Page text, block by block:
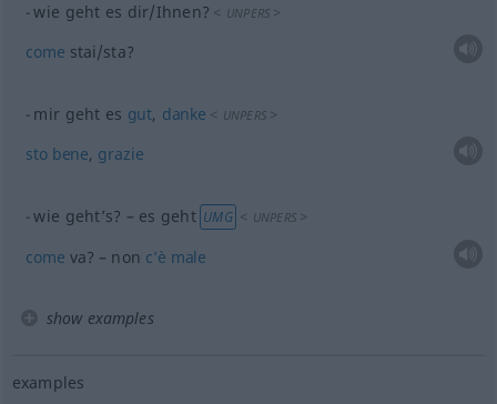
wie geht es dir/Ihnen? < UNPERS >
come stai/sta?
mir geht es gut, danke < UNPERS >
sto bene, grazie
wie geht’s? – es geht UMG < UNPERS >
come va? – non c’è male
show examples
examples